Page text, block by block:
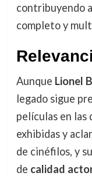
contribuyendo
completo y
Aunque Lionel
legado sigue
películas en
exhibidas y
de cinéfilos, y
de calidad